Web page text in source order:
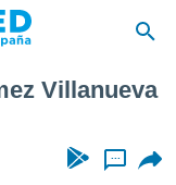
Villanueva
...